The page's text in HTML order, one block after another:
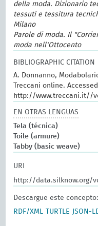
della moda. Dizionario
tessuti e tessitura
Milano
Parole di moda. Il
moda nell'Ottocento
BIBLIOGRAPHIC CITATION
A. Donnanno,
Treccani online.
http://www.treccani.it//
EN OTRAS LENGUAS
Tela (técnica)
Toile (armure)
Tabby (basic weave)
URI
http://data.silknow.org/
Descargue este concepto:
RDF/XML
TURTLE JSON-